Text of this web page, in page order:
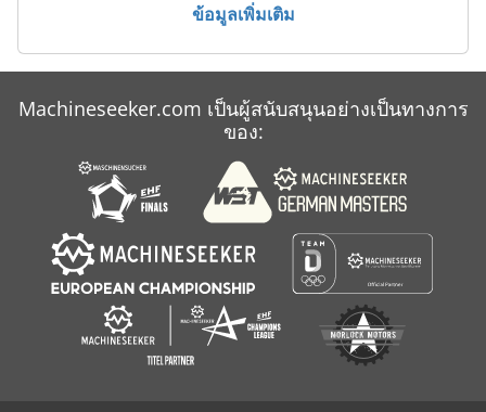
ข้อมูลเพิ่มเติม
Machineseeker.com เป็นผู้สนับสนุนอย่างเป็นทางการ
ของ: